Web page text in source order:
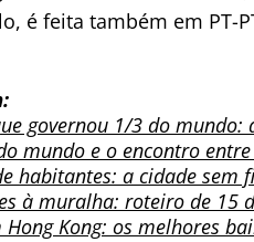
é feita também em PT-
governou 1/3 do
mundo e o encontro
habitantes: a cidade sem
à muralha: roteiro de 15
Hong Kong: os melhores